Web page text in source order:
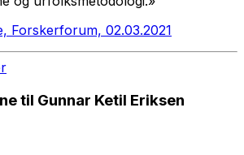
Forskerforum, 02.03.2021
til Gunnar Ketil Eriksen